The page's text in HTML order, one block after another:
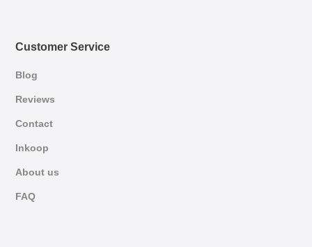
Customer Service
Blog
Reviews
Contact
Inkoop
About us
FAQ